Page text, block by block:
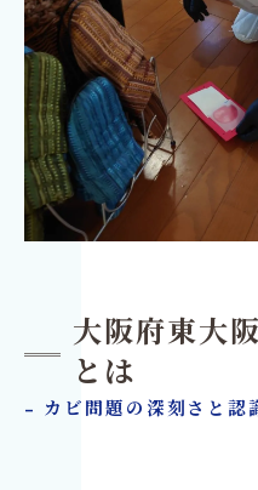
カビ対策製品の選び
お問い合わせとご相談
大阪府東大
とは
- カビ問題の深刻さと認